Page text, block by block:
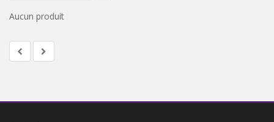
Aucun produit